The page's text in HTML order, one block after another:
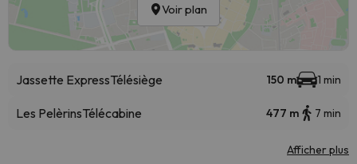
Voir plan
Jassette ExpressTélésiège 150 m 1 min
Les PelèrinsTélécabine 477 m 7 min
Afficher plus